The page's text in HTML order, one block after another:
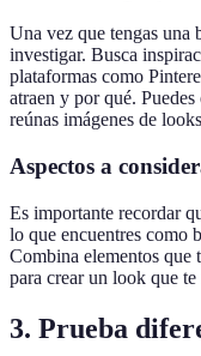
Una vez que tengas una
investigar. Busca
plataformas como
atraen y por qué.
reúnas imágenes de
Aspectos a
Es importante recordar
lo que encuentres como
Combina elementos que
para crear un look que te
3. Prueba